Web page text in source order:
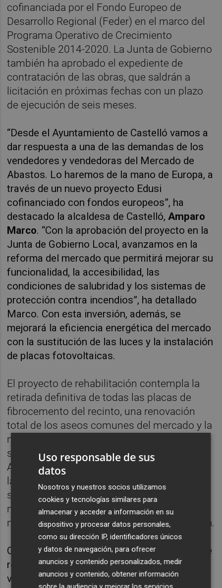
cofinanciada por el Fondo Europeo de
Desarrollo Regional (Feder) en el marco del
Programa Operativo de Crecimiento
Sostenible 2014-2020. La Junta de Gobierno
también ha aprobado el expediente de
contratación de las obras, que saldrán a
licitación en próximas fechas con un plazo
de ejecución de seis meses.
“Desde el Ayuntamiento de Castelló vamos a
dar respuesta a una de las demandas de los
vendedores y vendedoras del Mercado de
Abastos. Lo haremos de la mano de Europa, a
través de un nuevo proyecto Edusi
cofinanciado con fondos europeos”, ha
destacado la alcaldesa de Castelló, Amparo
Marco. “Con la aprobación del proyecto en la
Junta de Gobierno Local, avanzamos en la
reforma del mercado que permitirá mejorar su
funcionalidad, la accesibilidad, las
condiciones de salubridad y los sistemas de
protección contra incendios”, ha detallado
Marco. Con esta inversión, además, se
mejorará la eficiencia energética del mercado
con la sustitución de las luces y la instalación
de placas fotovoltaicas.
El proyecto de rehabilitación contempla la
retirada definitiva de todas las placas de
fibrocemento del recinto, una renovación
total de los aseos comunes del mercado y la
mejora de las condiciones de la red de
saneamiento, entre otras actuaciones.
Además, está prevista la sustitución de toda
la cubierta del mercado por una de paneles
sándwich aislantes, de forma que se
mejorarán las condiciones en el interior del
mercado al aislarla térmicamente la cubierta.
Cabe recordar que la alcaldesa de Castelló se
reunió hace unos días con los vendedores y
vendedoras de los puestos del Mercado de
Uso responsable de sus
datos
Nosotros y nuestros socios utilizamos
cookies y tecnologías similares para
almacenar y acceder a información en su
dispositivo y procesar datos personales,
como su dirección IP, identificadores únicos
y datos de navegación, para ofrecer
anuncios y contenido personalizados, medir
anuncios y contenido, obtener información